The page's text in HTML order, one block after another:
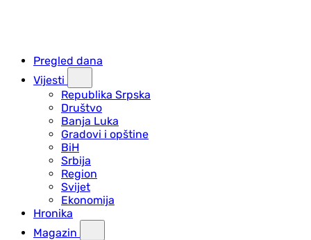
Pregled dana
Vijesti
Republika Srpska
Društvo
Banja Luka
Gradovi i opštine
BiH
Srbija
Region
Svijet
Ekonomija
Hronika
Magazin